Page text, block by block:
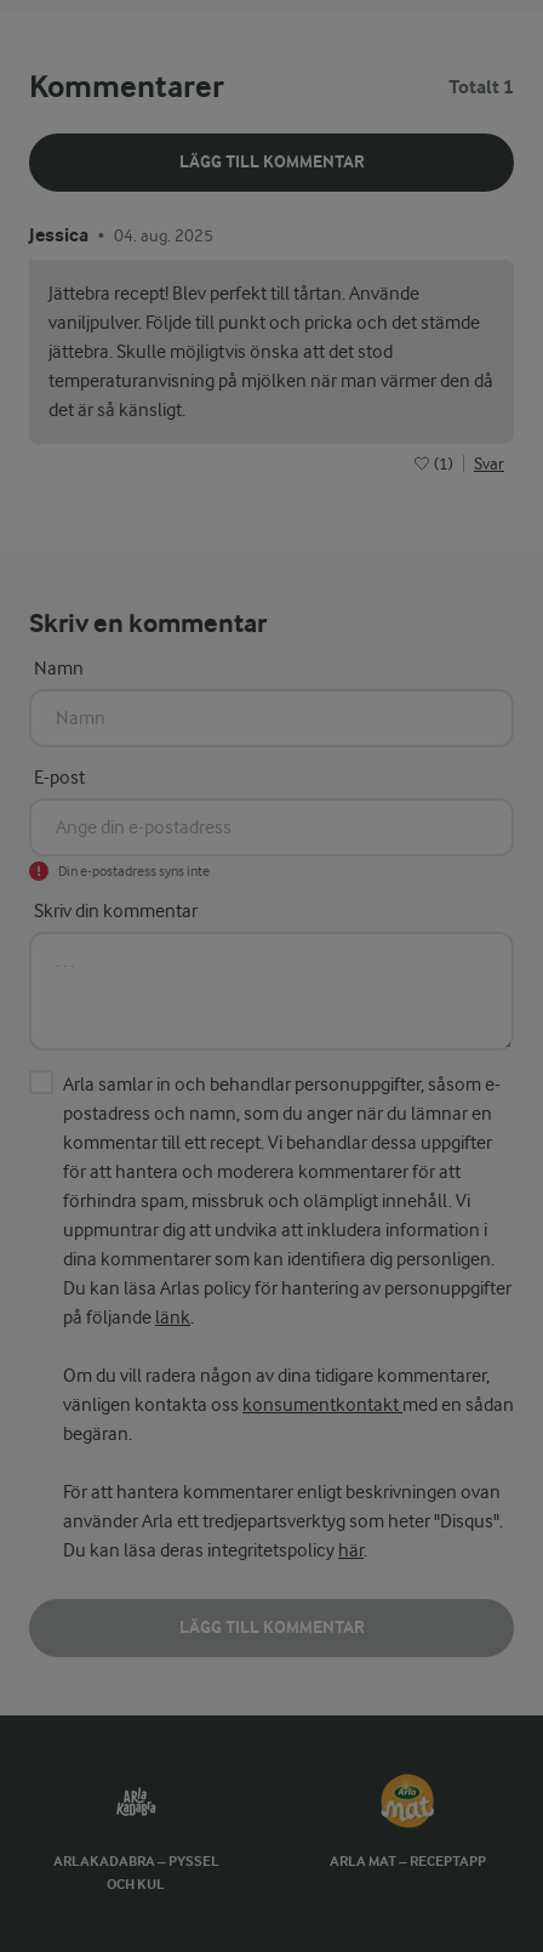
Kommentarer Totalt 1
LÄGG TILL KOMMENTAR
Jessica • 04. aug. 2025
Jättebra recept! Blev perfekt till tårtan. Använde
vaniljpulver. Följde till punkt och pricka och det stämde
jättebra. Skulle möjligtvis önska att det stod
temperaturanvisning på mjölken när man värmer den då
det är så känsligt.
(1) Svar
Skriv en kommentar
Namn
E-post
Din e-postadress syns inte
Skriv din kommentar
Arla samlar in och behandlar personuppgifter, såsom e-
postadress och namn, som du anger när du lämnar en
kommentar till ett recept. Vi behandlar dessa uppgifter
för att hantera och moderera kommentarer för att
förhindra spam, missbruk och olämpligt innehåll. Vi
uppmuntrar dig att undvika att inkludera information i
dina kommentarer som kan identifiera dig personligen.
Du kan läsa Arlas policy för hantering av personuppgifter
på följande länk.
Om du vill radera någon av dina tidigare kommentarer,
vänligen kontakta oss konsumentkontakt med en sådan
begäran.
För att hantera kommentarer enligt beskrivningen ovan
använder Arla ett tredjepartsverktyg som heter "Disqus".
Du kan läsa deras integritetspolicy här.
LÄGG TILL KOMMENTAR
ARLAKADABRA – PYSSEL
OCH KUL
ARLA MAT – RECEPTAPP